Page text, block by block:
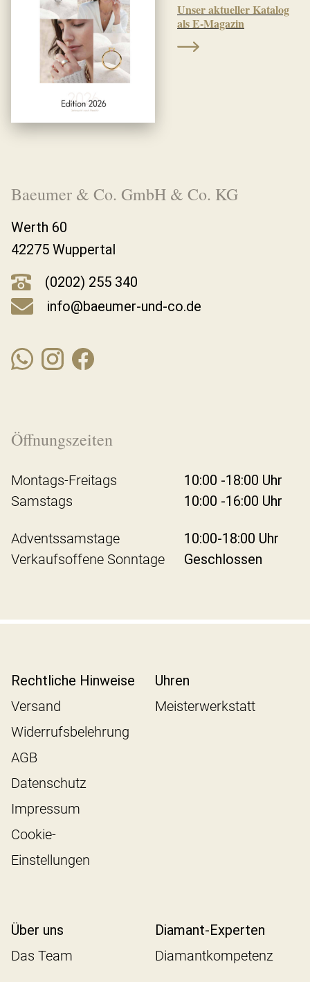
Unser aktueller Katalog
als E-Magazin
Baeumer & Co. GmbH & Co. KG
Werth 60
42275 Wuppertal
(0202) 255 340
info@baeumer-und-co.de
Öffnungszeiten
Montags-Freitags
10:00 -18:00 Uhr
Samstags
10:00 -16:00 Uhr
Adventssamstage
10:00-18:00 Uhr
Verkaufsoffene Sonntage
Geschlossen
Rechtliche Hinweise
Versand
Widerrufsbelehrung
AGB
Datenschutz
Impressum
Cookie-
Einstellungen
Uhren
Meisterwerkstatt
Über uns
Das Team
Diamant-Experten
Diamantkompetenz